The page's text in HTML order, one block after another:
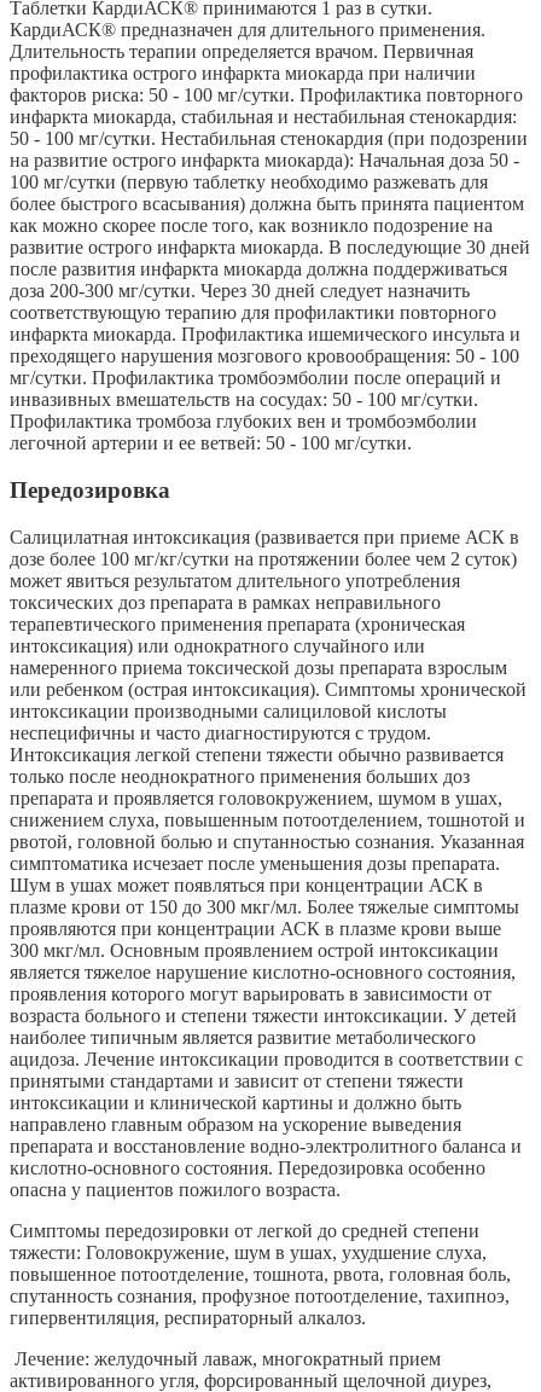
Таблетки КардиАСК® принимаются 1 раз в сутки.
КардиАСК® предназначен для длительного применения.
Длительность терапии определяется врачом. Первичная
профилактика острого инфаркта миокарда при наличии
факторов риска: 50 - 100 мг/сутки. Профилактика повторного
инфаркта миокарда, стабильная и нестабильная стенокардия:
50 - 100 мг/сутки. Нестабильная стенокардия (при подозрении
на развитие острого инфаркта миокарда): Начальная доза 50 -
100 мг/сутки (первую таблетку необходимо разжевать для
более быстрого всасывания) должна быть принята пациентом
как можно скорее после того, как возникло подозрение на
развитие острого инфаркта миокарда. В последующие 30 дней
после развития инфаркта миокарда должна поддерживаться
доза 200-300 мг/сутки. Через 30 дней следует назначить
соответствующую терапию для профилактики повторного
инфаркта миокарда. Профилактика ишемического инсульта и
преходящего нарушения мозгового кровообращения: 50 - 100
мг/сутки. Профилактика тромбоэмболии после операций и
инвазивных вмешательств на сосудах: 50 - 100 мг/сутки.
Профилактика тромбоза глубоких вен и тромбоэмболии
легочной артерии и ее ветвей: 50 - 100 мг/сутки.
Передозировка
Салицилатная интоксикация (развивается при приеме АСК в
дозе более 100 мг/кг/сутки на протяжении более чем 2 суток)
может явиться результатом длительного употребления
токсических доз препарата в рамках неправильного
терапевтического применения препарата (хроническая
интоксикация) или однократного случайного или
намеренного приема токсической дозы препарата взрослым
или ребенком (острая интоксикация). Симптомы хронической
интоксикации производными салициловой кислоты
неспецифичны и часто диагностируются с трудом.
Интоксикация легкой степени тяжести обычно развивается
только после неоднократного применения больших доз
препарата и проявляется головокружением, шумом в ушах,
снижением слуха, повышенным потоотделением, тошнотой и
рвотой, головной болью и спутанностью сознания. Указанная
симптоматика исчезает после уменьшения дозы препарата.
Шум в ушах может появляться при концентрации АСК в
плазме крови от 150 до 300 мкг/мл. Более тяжелые симптомы
проявляются при концентрации АСК в плазме крови выше
300 мкг/мл. Основным проявлением острой интоксикации
является тяжелое нарушение кислотно-основного состояния,
проявления которого могут варьировать в зависимости от
возраста больного и степени тяжести интоксикации. У детей
наиболее типичным является развитие метаболического
ацидоза. Лечение интоксикации проводится в соответствии с
принятыми стандартами и зависит от степени тяжести
интоксикации и клинической картины и должно быть
направлено главным образом на ускорение выведения
препарата и восстановление водно-электролитного баланса и
кислотно-основного состояния. Передозировка особенно
опасна у пациентов пожилого возраста.
Симптомы передозировки от легкой до средней степени
тяжести: Головокружение, шум в ушах, ухудшение слуха,
повышенное потоотделение, тошнота, рвота, головная боль,
спутанность сознания, профузное потоотделение, тахипноэ,
гипервентиляция, респираторный алкалоз.
Лечение: желудочный лаваж, многократный прием
активированного угля, форсированный щелочной диурез,